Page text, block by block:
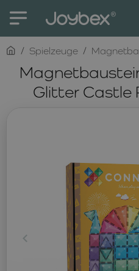
Glitter Castle
homeSpielzeuge